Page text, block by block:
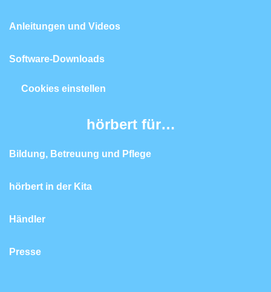
Anleitungen und Videos
Software-Downloads
Cookies einstellen
hörbert für…
Bildung, Betreuung und Pflege
hörbert in der Kita
Händler
Presse